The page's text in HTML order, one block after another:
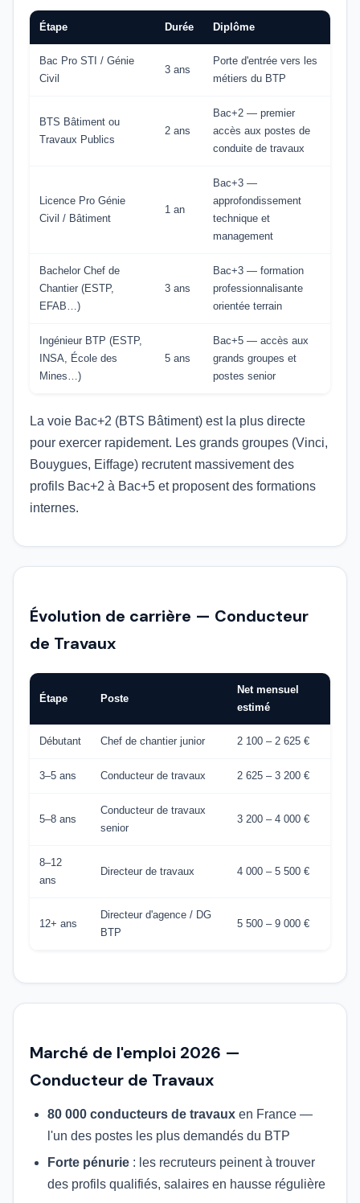
Étape Durée Diplôme
Bac Pro STI / Génie
Civil
3 ans
Porte d'entrée vers les
métiers du BTP
BTS Bâtiment ou
Travaux Publics
2 ans
Bac+2 — premier
accès aux postes de
conduite de travaux
Licence Pro Génie
Civil / Bâtiment
1 an
Bac+3 —
approfondissement
technique et
management
Bachelor Chef de
Chantier (ESTP,
EFAB…)
3 ans
Bac+3 — formation
professionnalisante
orientée terrain
Ingénieur BTP (ESTP,
INSA, École des
Mines…)
5 ans
Bac+5 — accès aux
grands groupes et
postes senior
La voie Bac+2 (BTS Bâtiment) est la plus directe
pour exercer rapidement. Les grands groupes (Vinci,
Bouygues, Eiffage) recrutent massivement des
profils Bac+2 à Bac+5 et proposent des formations
internes.
Évolution de carrière — Conducteur
de Travaux
Étape Poste
Net mensuel
estimé
Débutant Chef de chantier junior 2 100 – 2 625 €
3–5 ans Conducteur de travaux 2 625 – 3 200 €
5–8 ans
Conducteur de travaux
senior
3 200 – 4 000 €
8–12
ans
Directeur de travaux 4 000 – 5 500 €
12+ ans
Directeur d'agence / DG
BTP
5 500 – 9 000 €
Marché de l'emploi 2026 —
Conducteur de Travaux
80 000 conducteurs de travaux en France —
l'un des postes les plus demandés du BTP
Forte pénurie : les recruteurs peinent à trouver
des profils qualifiés, salaires en hausse régulière